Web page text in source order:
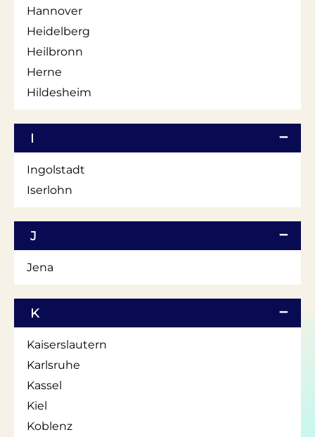
Hannover
Heidelberg
Heilbronn
Herne
Hildesheim
I
Ingolstadt
Iserlohn
J
Jena
K
Kaiserslautern
Karlsruhe
Kassel
Kiel
Koblenz